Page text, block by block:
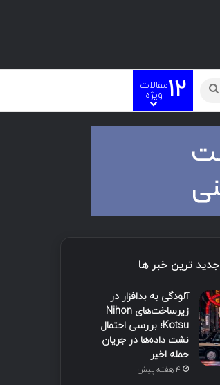
12مقالات
ویژه
جدید ترین خبر ها
آلودگی به بدافزار در
زیرساخت‌های Nihon
Kotsu؛ بررسی احتمال
نشت داده‌ها در جریان
حمله اخیر
4 هفته پیش